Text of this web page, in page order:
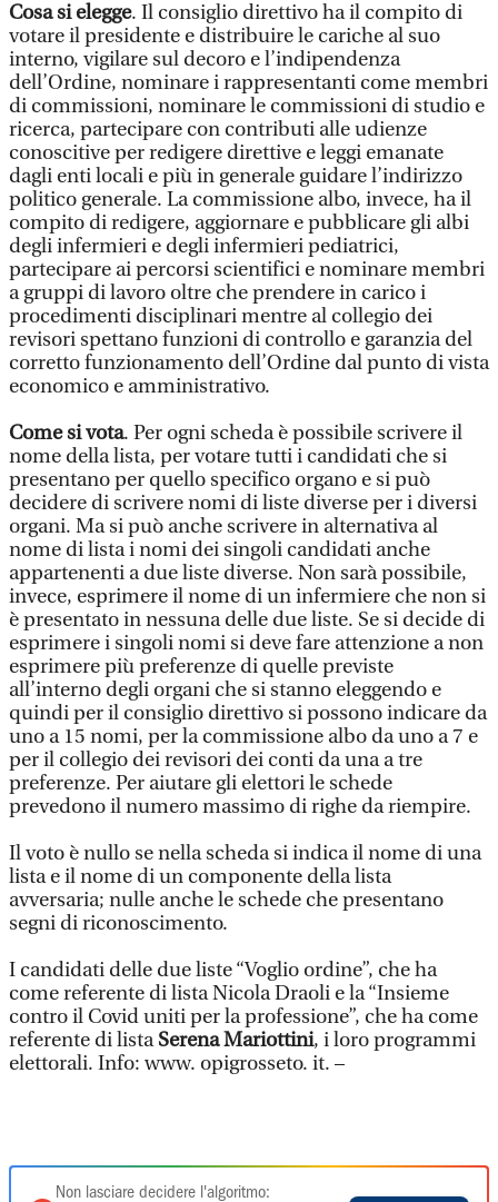
Cosa si elegge. Il consiglio direttivo ha il compito di
votare il presidente e distribuire le cariche al suo
interno, vigilare sul decoro e l’indipendenza
dell’Ordine, nominare i rappresentanti come membri
di commissioni, nominare le commissioni di studio e
ricerca, partecipare con contributi alle udienze
conoscitive per redigere direttive e leggi emanate
dagli enti locali e più in generale guidare l’indirizzo
politico generale. La commissione albo, invece, ha il
compito di redigere, aggiornare e pubblicare gli albi
degli infermieri e degli infermieri pediatrici,
partecipare ai percorsi scientifici e nominare membri
a gruppi di lavoro oltre che prendere in carico i
procedimenti disciplinari mentre al collegio dei
revisori spettano funzioni di controllo e garanzia del
corretto funzionamento dell’Ordine dal punto di vista
economico e amministrativo.
Come si vota. Per ogni scheda è possibile scrivere il
nome della lista, per votare tutti i candidati che si
presentano per quello specifico organo e si può
decidere di scrivere nomi di liste diverse per i diversi
organi. Ma si può anche scrivere in alternativa al
nome di lista i nomi dei singoli candidati anche
appartenenti a due liste diverse. Non sarà possibile,
invece, esprimere il nome di un infermiere che non si
è presentato in nessuna delle due liste. Se si decide di
esprimere i singoli nomi si deve fare attenzione a non
esprimere più preferenze di quelle previste
all’interno degli organi che si stanno eleggendo e
quindi per il consiglio direttivo si possono indicare da
uno a 15 nomi, per la commissione albo da uno a 7 e
per il collegio dei revisori dei conti da una a tre
preferenze. Per aiutare gli elettori le schede
prevedono il numero massimo di righe da riempire.
Il voto è nullo se nella scheda si indica il nome di una
lista e il nome di un componente della lista
avversaria; nulle anche le schede che presentano
segni di riconoscimento.
I candidati delle due liste “Voglio ordine”, che ha
come referente di lista Nicola Draoli e la “Insieme
contro il Covid uniti per la professione”, che ha come
referente di listaSerena Mariottini, i loro programmi
elettorali. Info: www. opigrosseto. it. –
Non lasciare decidere l'algoritmo: